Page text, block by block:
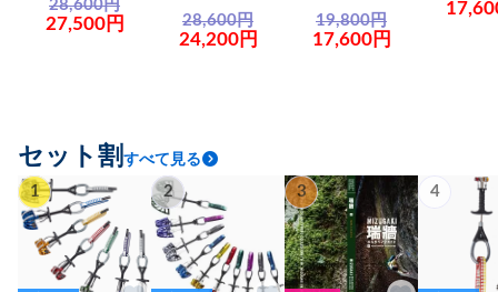
28,600円
27,500円 28,600円
24,200円
19,800円
17,600円
セット割 すべて見る
1 2 3 4